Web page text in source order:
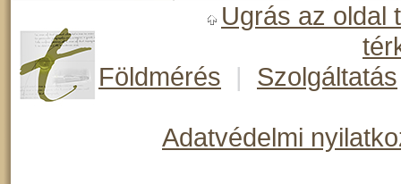
Ugrás az oldal
Földmérés
| Szolgáltatás
Adatvédelmi